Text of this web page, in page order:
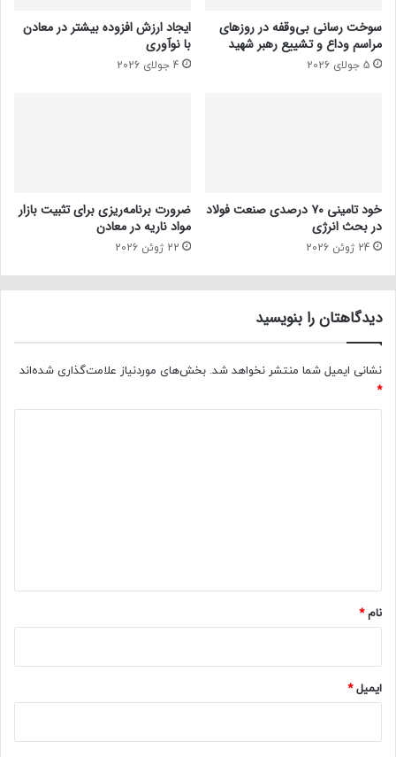
سوخت رسانی بی‌وقفه در روز‌های
مراسم وداع و تشییع رهبر شهید
5 جولای 2026
ایجاد ارزش افزوده بیشتر در معادن
با نوآوری
4 جولای 2026
خود تامینی ۷۰ درصدی صنعت فولاد
در بحث انرژی
24 ژوئن 2026
ضرورت برنامه‌ریزی برای تثبیت بازار
مواد ناریه در معادن
22 ژوئن 2026
دیدگاهتان را بنویسید
نشانی ایمیل شما منتشر نخواهد شد. بخش‌های موردنیاز علامت‌گذاری شده‌اند
*
نام*
ایمیل*